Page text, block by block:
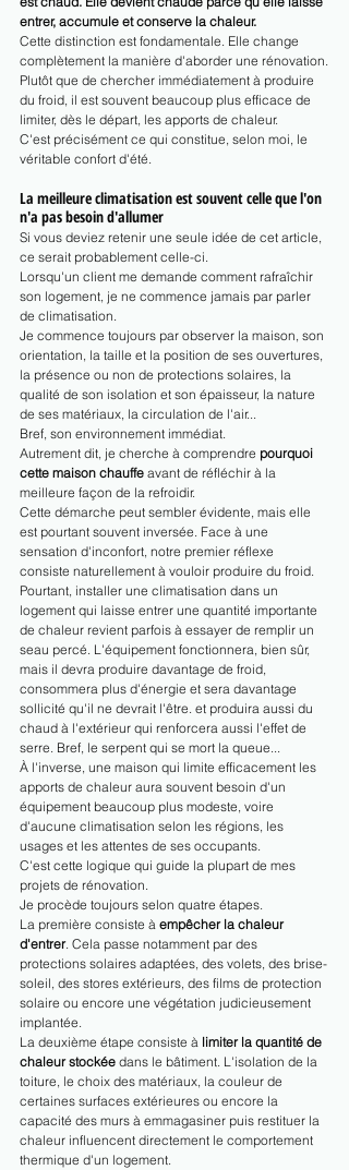
entrer, accumule et conserve la chaleur.
Cette distinction est fondamentale. Elle change
complètement la manière d'aborder une rénovation.
Plutôt que de chercher immédiatement à produire
du froid, il est souvent beaucoup plus efficace de
limiter, dès le départ, les apports de chaleur.
C'est précisément ce qui constitue, selon moi, le
véritable confort d'été.
La meilleure climatisation est souvent celle que l'on
n'a pas besoin d'allumer
Si vous deviez retenir une seule idée de cet article,
ce serait probablement celle-ci.
Lorsqu'un client me demande comment rafraîchir
son logement, je ne commence jamais par parler
de climatisation.
Je commence toujours par observer la maison, son
orientation, la taille et la position de ses ouvertures,
la présence ou non de protections solaires, la
qualité de son isolation et son épaisseur, la nature
de ses matériaux, la circulation de l'air...
Bref, son environnement immédiat.
Autrement dit, je cherche à comprendre pourquoi
cette maison chauffe avant de réfléchir à la
meilleure façon de la refroidir.
Cette démarche peut sembler évidente, mais elle
est pourtant souvent inversée. Face à une
sensation d'inconfort, notre premier réflexe
consiste naturellement à vouloir produire du froid.
Pourtant, installer une climatisation dans un
logement qui laisse entrer une quantité importante
de chaleur revient parfois à essayer de remplir un
seau percé. L'équipement fonctionnera, bien sûr,
mais il devra produire davantage de froid,
consommera plus d'énergie et sera davantage
sollicité qu'il ne devrait l'être. et produira aussi du
chaud à l'extérieur qui renforcera aussi l'effet de
serre. Bref, le serpent qui se mort la queue...
À l'inverse, une maison qui limite efficacement les
apports de chaleur aura souvent besoin d'un
équipement beaucoup plus modeste, voire
d'aucune climatisation selon les régions, les
usages et les attentes de ses occupants.
C'est cette logique qui guide la plupart de mes
projets de rénovation.
Je procède toujours selon quatre étapes.
La première consiste à empêcher la chaleur
d'entrer. Cela passe notamment par des
protections solaires adaptées, des volets, des brise-
soleil, des stores extérieurs, des films de protection
solaire ou encore une végétation judicieusement
implantée.
La deuxième étape consiste à limiter la quantité de
chaleur stockée dans le bâtiment. L'isolation de la
toiture, le choix des matériaux, la couleur de
certaines surfaces extérieures ou encore la
capacité des murs à emmagasiner puis restituer la
chaleur influencent directement le comportement
thermique d'un logement.